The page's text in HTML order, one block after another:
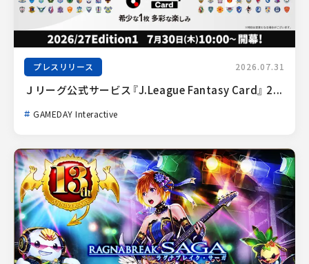
プレスリリース 2026.07.31
Ｊリーグ公式サービス『J.League Fantasy Card』 2...
GAMEDAY Interactive